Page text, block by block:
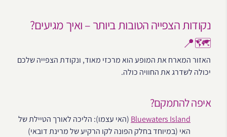
נקודות הצפייה הטובות ביותר – ואיך מגיעים?
🗺️📍
האזור המארח את המופע הוא מרכזי מאוד, ונקודת הצפייה שלכם
יכולה לשדרג את החוויה כולה.
איפה להתמקם?
Bluewaters Island (האי עצמו): הליכה לאורך הטיילת של
האי (במיוחד בחלק הפונה לקו הרקיע של מרינת דובאי)